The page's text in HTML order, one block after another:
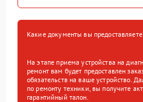
Какие документы вы
На этапе приема устройства на
ремонт вам будет предоставлен
обязательств на ваше устройство.
по ремонту техники, вы получите
гарантийный талон.